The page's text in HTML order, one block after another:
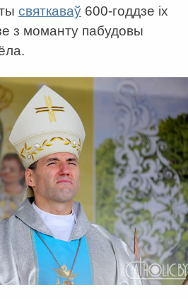
святкаваў 600-годдзе іх
з моманту пабудовы